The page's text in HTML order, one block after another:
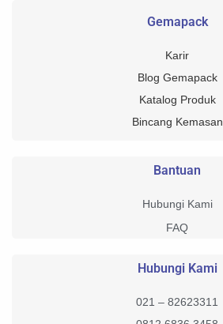
Gemapack
Karir
Blog Gemapack
Katalog Produk
Bincang Kemasan
Bantuan
Hubungi Kami
FAQ
Hubungi Kami
021 – 82623311